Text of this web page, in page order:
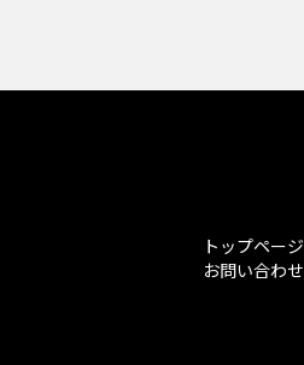
トップページ
お問い合わせ